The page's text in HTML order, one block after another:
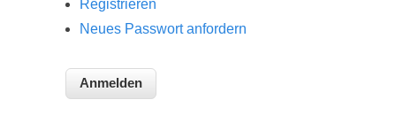
Registrieren
Neues Passwort anfordern